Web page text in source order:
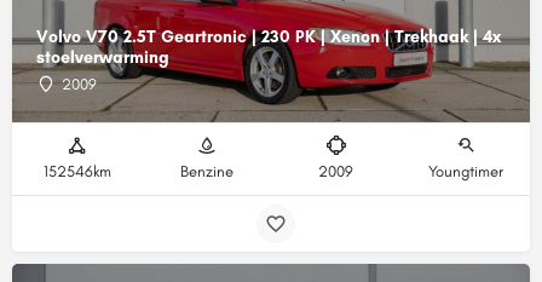
Volvo V70 2.5T Geartronic | 230 PK | Xenon | Trekhaak | 4x
stoelverwarming
2009
152546km Benzine 2009 Youngtimer